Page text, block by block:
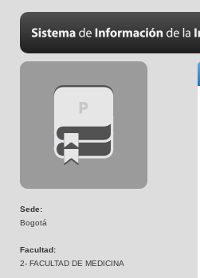
Sede:
Bogotá
Facultad:
2- FACULTAD DE MEDICINA